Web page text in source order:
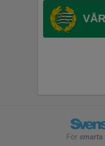
För smarta